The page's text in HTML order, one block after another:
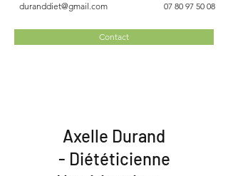
duranddiet@gmail.com 07 80 97 50 08
Contact
Axelle Durand
- Diététicienne